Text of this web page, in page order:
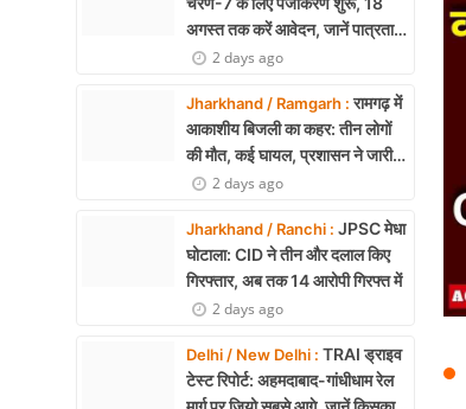
अगस्त तक करें आवेदन, जानें पात्रता
और पूरी प्रक्रिया
2 days ago
Jharkhand / Ramgarh :रामगढ़ में
आकाशीय बिजली का कहर: तीन लोगों
की मौत, कई घायल, प्रशासन ने जारी
की चेतावनी
2 days ago
Jharkhand / Ranchi : JPSC मेधा
घोटाला: CID ने तीन और दलाल किए
गिरफ्तार, अब तक 14 आरोपी गिरफ्त में
2 days ago
Delhi / New Delhi : TRAI ड्राइव
टेस्ट रिपोर्ट: अहमदाबाद-गांधीधाम रेल